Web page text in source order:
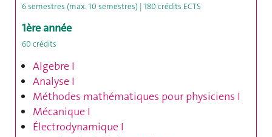
6 semestres (max. 10 semestres) | 180 crédits ECTS
1ère année
60 crédits
Algebre I
Analyse I
Méthodes mathématiques pour physiciens I
Mécanique I
Électrodynamique I